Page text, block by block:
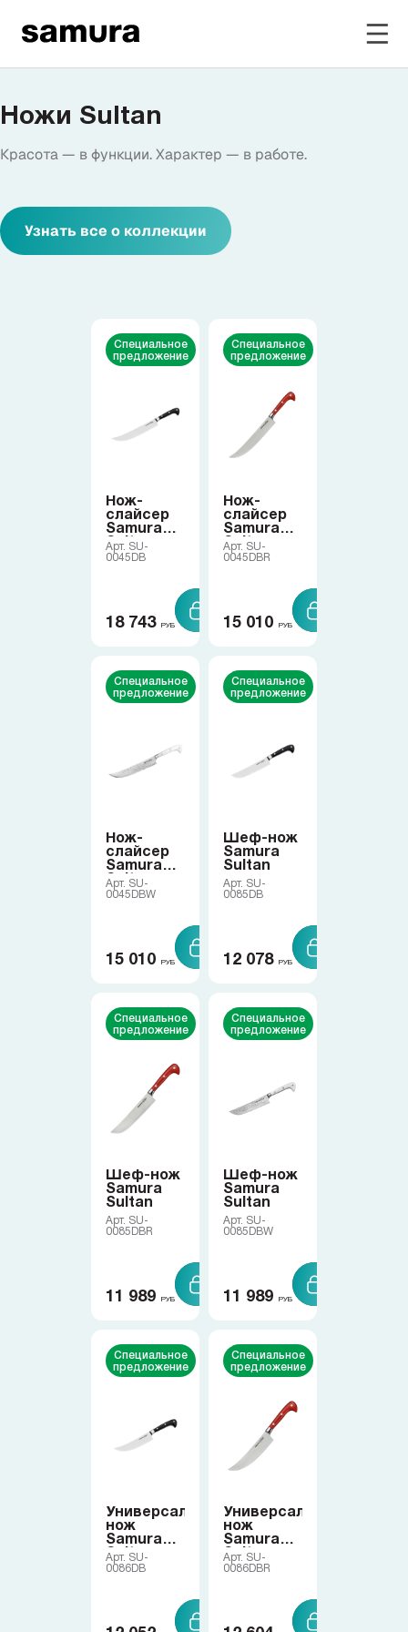
Войти в личный кабинет
Каталог
Ножи по назначению
Аксессуары
Подарочные карты
Интернет-магазин (пн-пт 9-18)
Problem@samura.ru
По вопросам качества
Samura в соцсетях
Ножи Sultan
Красота — в функции. Характер — в работе.
Узнать все о коллекции
Специальное
предложение
Нож-
слайсер
Samura
Sultan
Арт. SU-
0045DB
18 743 РУБ
Специальное
предложение
Нож-
слайсер
Samura
Sultan
Арт. SU-
0045DBR
15 010 РУБ
Специальное
предложение
Нож-
слайсер
Samura
Sultan
Арт. SU-
0045DBW
15 010 РУБ
Специальное
предложение
Шеф-нож
Samura
Sultan
Арт. SU-
0085DB
12 078 РУБ
Специальное
предложение
Шеф-нож
Samura
Sultan
Арт. SU-
0085DBR
11 989 РУБ
Специальное
предложение
Шеф-нож
Samura
Sultan
Арт. SU-
0085DBW
11 989 РУБ
Специальное
предложение
Универсальный
нож
Samura
Sultan
Арт. SU-
0086DB
Специальное
предложение
Универсальный
нож
Samura
Sultan
Арт. SU-
0086DBR